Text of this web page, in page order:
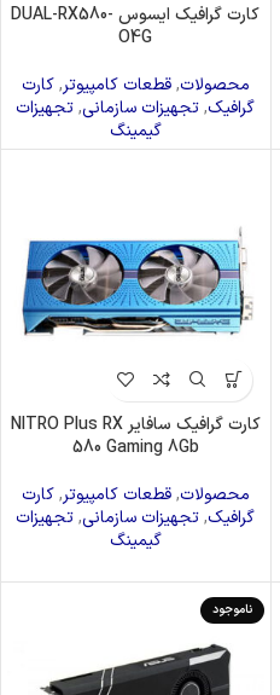
کارت گرافیک ایسوس DUAL-RX580-
O4G
محصولات,قطعات کامپیوتر,کارت
گرافیک,تجهیزات سازمانی,تجهیزات
گیمینگ
کارت گرافیک سافایر NITRO Plus RX
580 Gaming 8Gb
محصولات,قطعات کامپیوتر,کارت
گرافیک,تجهیزات سازمانی,تجهیزات
گیمینگ
ناموجود